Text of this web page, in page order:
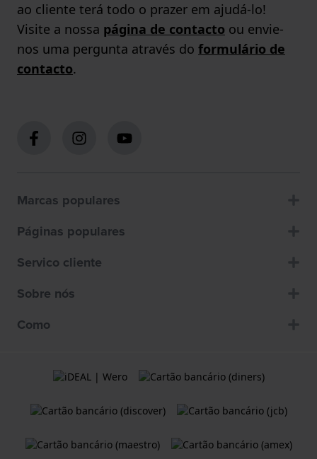
ao cliente terá todo o prazer em ajudá-lo!
Visite a nossa página de contacto ou envie-
nos uma pergunta através do formulário de
contacto.
Marcas populares
Páginas populares
Servico cliente
Sobre nós
Como